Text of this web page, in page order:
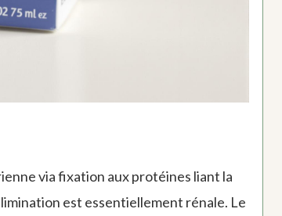
via fixation aux protéines liant la
est essentiellement rénale. Le